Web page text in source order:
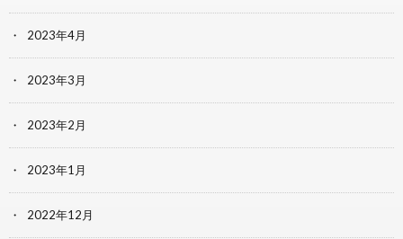
2023年4月
2023年3月
2023年2月
2023年1月
2022年12月